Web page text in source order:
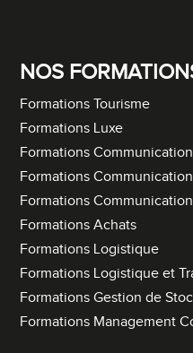
NOS
Formations Tourisme
Formations Luxe
Formations
Formations
Formations
Formations Achats
Formations Logistique
Formations Logistique et
Formations Gestion de
Formations Management